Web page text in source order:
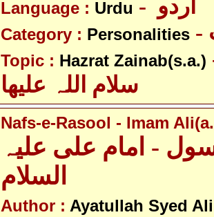
Language : Urdu
Category : Personalities
Topic : Hazrat Zainab(s.a.)
سلام اللہ علیھا
Nafs-e-Rasool - Imam
- امام علی علیہ
Author : Ayatullah Syed